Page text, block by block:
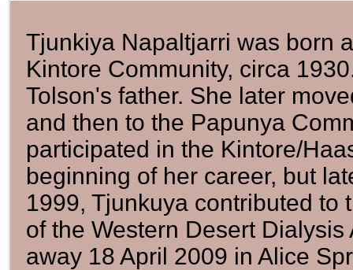
Tjunkiya Napaltjarri was born
Kintore Community, circa
Tolson's father. She later
and then to the Papunya
participated in the Kintore/
beginning of her career, but
1999, Tjunkuya contributed to
of the Western Desert
away 18 April 2009 in Alice